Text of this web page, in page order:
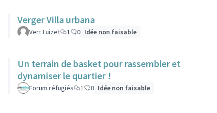
Verger Villa urbana
Vert Luizet 1 0 Idée non faisable
Un terrain de basket pour rassembler et
dynamiser le quartier !
Forum réfugiés 1 0 Idée non faisable